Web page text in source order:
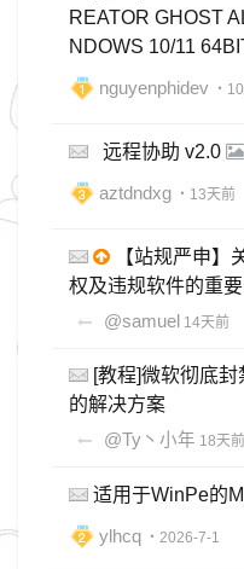
REATOR GHOST
NDOWS 10/11
nguyenphidev ・
远程协助 v2.0
aztdndxg ・13天前
【站规严申】
权及违规软件的重
@samuel 14天前
[教程]微软彻底
的解决方案
@Ty丶小年 18天前
适用于WinPe的
ylhcq ・2026-7-1